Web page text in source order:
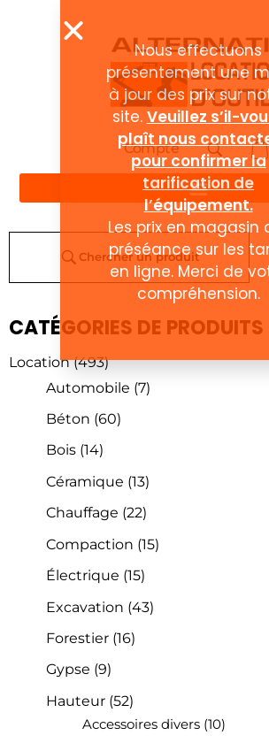
Compte
Chercher un produit
CATÉGORIES DE PRODUITS
Location (493)
Automobile (7)
Béton (60)
Bois (14)
Céramique (13)
Chauffage (22)
Compaction (15)
Électrique (15)
Excavation (43)
Forestier (16)
Gypse (9)
Hauteur (52)
Accessoires divers (10)
Nous effectuons
présentement une
à jour des prix sur
site. Veuillez s’il-
plaît nous
pour confirmer la
tarification de
l’équipement.
Les prix en magasin
préséance sur les
en ligne. Merci de
compréhension.